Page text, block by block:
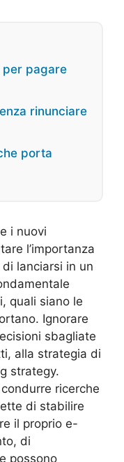
per pagare
rinunciare
porta
i nuovi
l’importanza
di lanciarsi in un
quali siano le
Ignorare
sbagliate
alla strategia di
strategy.
ricerche
di stabilire
il proprio e-
di
possono